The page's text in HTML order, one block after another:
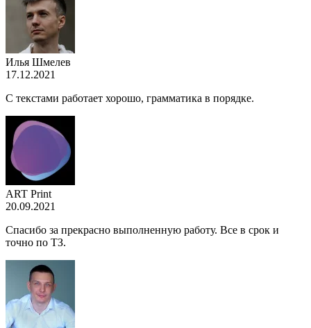
Илья Шмелев
17.12.2021
С текстами работает хорошо, грамматика в порядке.
ART Print
20.09.2021
Спасибо за прекрасно выполненную работу. Все в срок и
точно по ТЗ.